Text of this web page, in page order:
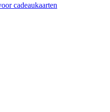
cadeaukaarten